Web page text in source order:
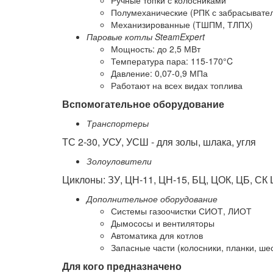
Полумеханические (РПК с
Механизированные (ТШПМ, ТЛПХ)
Паровые котлы SteamExpert
Мощность: до 2,5 МВт
Температура пара: 115-170°C
Давление: 0,07-0,9 МПа
Работают на всех видах топлива
Вспомогательное оборудование
Транспортеры
ТС 2-30, УСУ, УСШ - для золы, шлака, угля
Золоуловители
Циклоны: ЗУ, ЦН-11, ЦН-15, БЦ, ЦОК, ЦБ, СК
Дополнительное оборудование
Системы газоочистки СИОТ, ЛИОТ
Дымососы и вентиляторы
Автоматика для котлов
Запасные части (колосники, планки,
Для кого предназначено